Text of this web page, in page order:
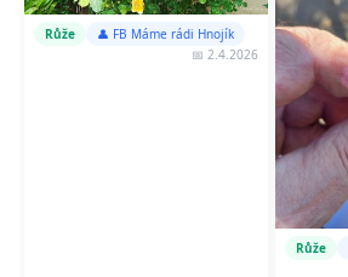
Růže
👤 FB Máme rádi Hnojík
📅 2.4.2026
Růže